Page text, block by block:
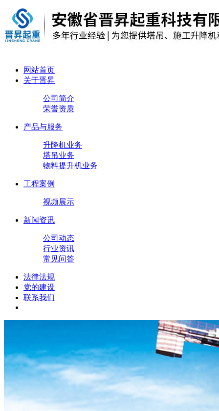
网站首页
关于晋昇
公司简介
荣誉资质
产品与服务
升降机业务
塔吊业务
物料提升机业务
工程案例
视频展示
新闻资讯
公司动态
行业资讯
常见问答
法律法规
党的建设
联系我们